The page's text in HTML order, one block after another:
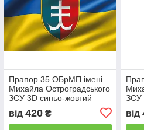
Прапор 35 ОБрМП імені
Михайла Остроградського
ЗСУ 3D синьо-жовтий
від 420₴
ЗСУ
від